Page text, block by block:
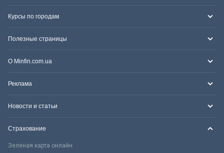
Курсы по городам
Полезные страницы
О Minfin.com.ua
Реклама
Новости и статьи
Страхование
Зеленая карта онлайн